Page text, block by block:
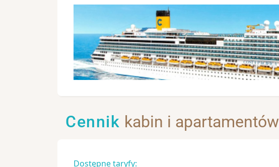
Cennik kabin i apartamentów
Dostępne taryfy: